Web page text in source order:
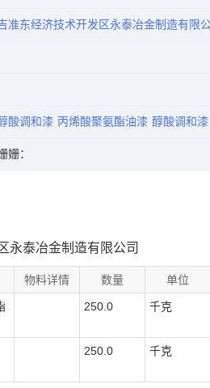
准东经济技术开发区永泰冶金制造有限
酸调和漆 丙烯酸聚氨酯油漆 醇酸调和漆
姗：
永泰冶金制造有限公司
物料详情 数量 单位
250.0 千克
250.0 千克